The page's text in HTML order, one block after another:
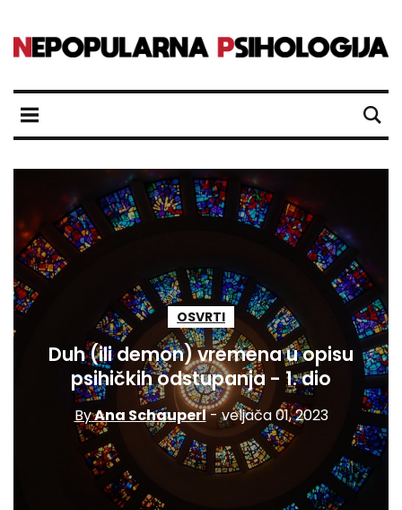
OSVRTI
Duh (ili demon) vremena u opisu
psihičkih odstupanja - 1. dio
ByAna Schauperl- veljača 01, 2023